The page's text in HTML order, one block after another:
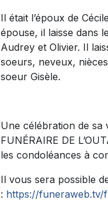
Il était l’époux de
épouse, il laisse dans
Audrey et Olivier. Il
soeurs, neveux,
soeur Gisèle.
Une célébration de sa
FUNÉRAIRE DE
les condoléances à
Il vous sera possible
: https://funeraweb.tv/